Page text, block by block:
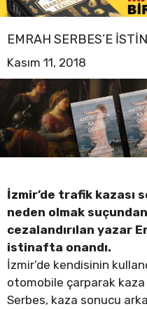
EMRAH SERBES’E
Kasım 11, 2018
İzmir’de trafik kazası
neden olmak
cezalandırılan yazar
istinafta onandı.
İzmir’de kendisinin
otomobile çarparak
Serbes, kaza sonucu